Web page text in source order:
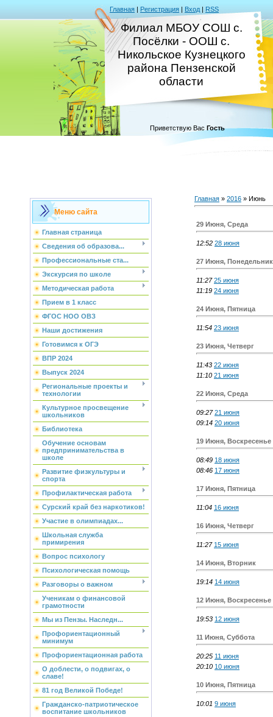
Главная | Регистрация | Вход | RSS
Филиал МБОУ СОШ с.
Посёлки - ООШ с.
Никольское Кузнецкого
района Пензенской
области
Приветствую Вас Гость
Меню сайта
Главная страница
Сведения об образова...
Профессиональные ста...
Экскурсия по школе
Методическая работа
Прием в 1 класс
ФГОС НОО ОВЗ
Наши достижения
Готовимся к ОГЭ
ВПР 2024
Выпуск 2024
Региональные проекты и
технологии
Культурное просвещение
школьников
Библиотека
Обучение основам
предпринимательства в
школе
Развитие физкультуры и
спорта
Профилактическая работа
Сурский край без наркотиков!
Участие в олимпиадах...
Школьная служба
примирения
Вопрос психологу
Психологическая помощь
Разговоры о важном
Ученикам о финансовой
грамотности
Мы из Пензы. Наследн...
Профориентационный
минимум
Профориентационная работа
О доблести, о подвигах, о
славе!
81 год Великой Победе!
Гражданско-патриотическое
воспитание школьников
Главная » 2016 » Июнь
29 Июня, Среда
12:52 28 июня
27 Июня, Понедельник
11:27 25 июня
11:19 24 июня
24 Июня, Пятница
11:54 23 июня
23 Июня, Четверг
11:43 22 июня
11:10 21 июня
22 Июня, Среда
09:27 21 июня
09:14 20 июня
19 Июня, Воскресенье
08:49 18 июня
08:46 17 июня
17 Июня, Пятница
11:04 16 июня
16 Июня, Четверг
11:27 15 июня
14 Июня, Вторник
19:14 14 июня
12 Июня, Воскресенье
19:53 12 июня
11 Июня, Суббота
20:25 11 июня
20:10 10 июня
10 Июня, Пятница
10:01 9 июня